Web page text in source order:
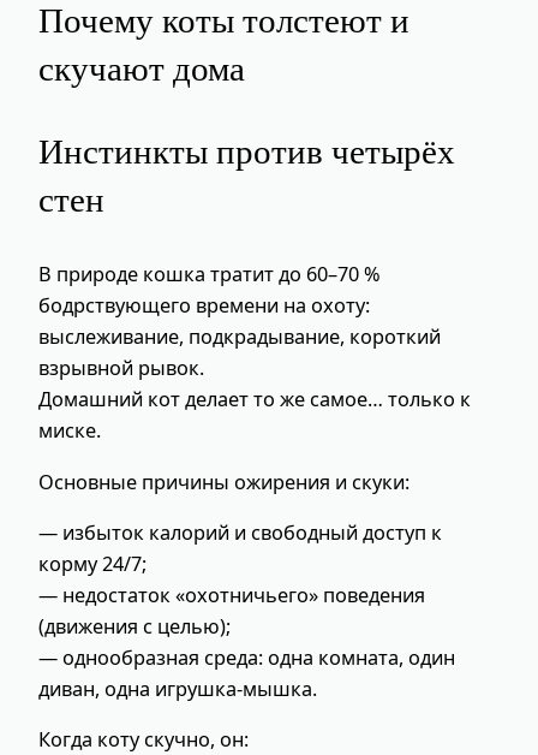
Почему коты толстеют и
скучают дома
Инстинкты против четырёх
стен
В природе кошка тратит до 60–70 %
бодрствующего времени на охоту:
выслеживание, подкрадывание, короткий
взрывной рывок.
Домашний кот делает то же самое… только к
миске.
Основные причины ожирения и скуки:
— избыток калорий и свободный доступ к
корму 24/7;
— недостаток «охотничьего» поведения
(движения с целью);
— однообразная среда: одна комната, один
диван, одна игрушка‑мышка.
Когда коту скучно, он: